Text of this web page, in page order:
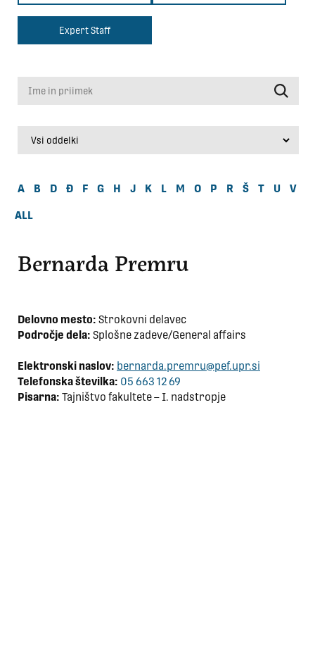
Expert Staff
A B D Đ F G H J K L M O P R Š T U V
ALL
Bernarda Premru
Delovno mesto: Strokovni delavec
Področje dela: Splošne zadeve/General affairs
Elektronski naslov: bernarda.premru@pef.upr.si
Telefonska številka: 05 663 12 69
Pisarna: Tajništvo fakultete – I. nadstropje